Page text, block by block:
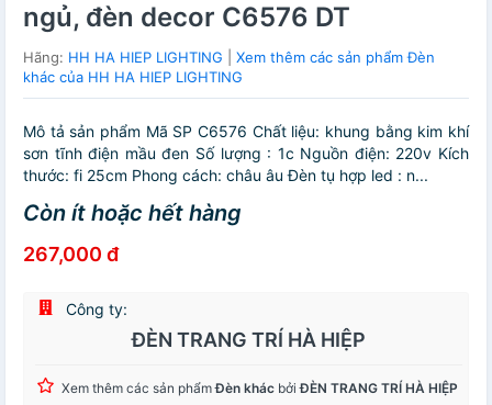
ngủ, đèn decor C6576 DT
Hãng: HH HA HIEP LIGHTING
Xem thêm các sản phẩm Đèn
khác của HH HA HIEP LIGHTING
Mô tả sản phẩm Mã SP C6576 Chất liệu: khung bằng kim khí
sơn tĩnh điện mầu đen Số lượng : 1c Nguồn điện: 220v Kích
thước: fi 25cm Phong cách: châu âu Đèn tụ hợp led : n...
Còn ít hoặc hết hàng
267,000 đ
Công ty:
ĐÈN TRANG TRÍ HÀ HIỆP
Xem thêm các sản phẩmĐèn khác bởiĐÈN TRANG TRÍ HÀ HIỆP